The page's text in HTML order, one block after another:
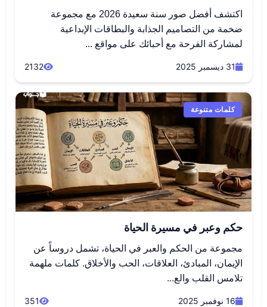
اكتشف أفضل صور سنة سعيدة 2026 مع مجموعة
ضخمة من التصاميم الجذابة والبطاقات الإبداعية
لمشاركة الفرحة مع أحبائك على مواقع ...
31 ديسمبر 2025 2132
كلمات متنوعة
حكم وعبر في مسيرة الحياة
مجموعة من الحكم والعبر في الحياة، تشمل دروساً عن
الإيمان، المبادئ، العلاقات، الحب والأخلاق. كلمات ملهمة
تلامس القلب والع...
16 نوفمبر 2025 351